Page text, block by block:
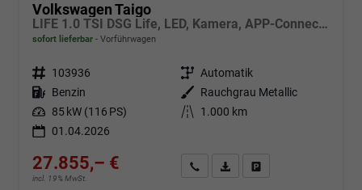
Volkswagen Taigo
LIFE 1.0 TSI DSG Life, LED, Kamera, APP-Connect, Winter, 17-Zoll
sofort lieferbar Vorführwagen
Fahrzeugnr. 103936 Getriebe Automatik
Kraftstoff Benzin Außenfarbe
Rauchgrau Metallic
Leistung 85 kW (116 PS) Kilometerstand
1.000 km
01.04.2026
27.855,– €
incl. 19% MwSt.
Angebot anfordern
Fahrzeugexpose (PDF)